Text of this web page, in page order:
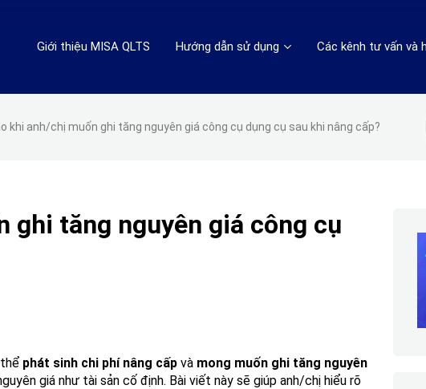
Giới thiệu MISA QLTS Hướng dẫn sử dụng Các kênh tư vấn và
khi anh/chị muốn ghi tăng nguyên giá công cụ dụng cụ sau khi nâng cấp?
ghi tăng nguyên giá công cụ
phát sinh chi phí nâng cấp và mong muốn ghi tăng nguyên
giá như tài sản cố định. Bài viết này sẽ giúp anh/chị hiểu rõ